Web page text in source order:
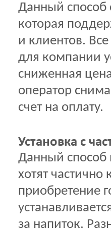
Данный способ
которая
и клиентов.
для компании
сниженная
оператор
счет на оплату.
Установка с
Данный способ
хотят
приобретение
за напиток.